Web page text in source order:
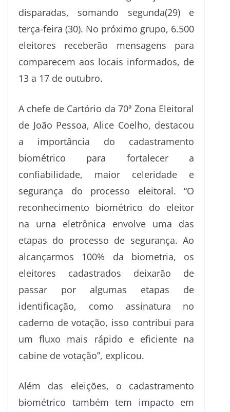
disparadas, somando segunda(29) e
terça-feira (30). No próximo grupo, 6.500
eleitores receberão mensagens para
comparecem aos locais informados, de
13 a 17 de outubro.
A chefe de Cartório da 70ª Zona Eleitoral
de João Pessoa, Alice Coelho, destacou
a importância do cadastramento
biométrico para fortalecer a
confiabilidade, maior celeridade e
segurança do processo eleitoral. “O
reconhecimento biométrico do eleitor
na urna eletrônica envolve uma das
etapas do processo de segurança. Ao
alcançarmos 100% da biometria, os
eleitores cadastrados deixarão de
passar por algumas etapas de
identificação, como assinatura no
caderno de votação, isso contribui para
um fluxo mais rápido e eficiente na
cabine de votação”, explicou.
Além das eleições, o cadastramento
biométrico também tem impacto em